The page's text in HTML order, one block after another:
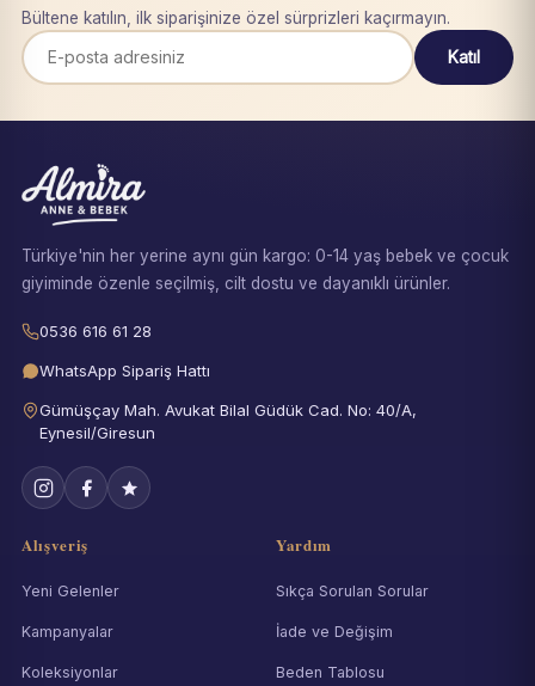
Bültene katılın, ilk siparişinize özel sürprizleri kaçırmayın.
Katıl
Türkiye'nin her yerine aynı gün kargo: 0-14 yaş bebek ve çocuk
giyiminde özenle seçilmiş, cilt dostu ve dayanıklı ürünler.
0536 616 61 28
WhatsApp Sipariş Hattı
Gümüşçay Mah. Avukat Bilal Güdük Cad. No: 40/A,
Eynesil/Giresun
Alışveriş
Yeni Gelenler
Kampanyalar
Koleksiyonlar
Yardım
Sıkça Sorulan Sorular
İade ve Değişim
Beden Tablosu